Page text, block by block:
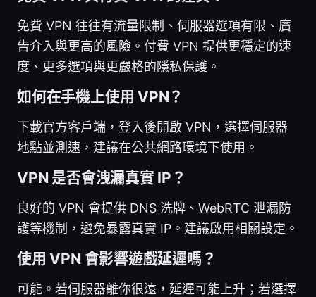
免費 VPN 往往有流量限制、伺服器選項有限、廣
告介入與更高的風險。付費 VPN 提供更穩定的速
度、更多選項與更嚴格的隱私保護。
如何在手機上使用 VPN？
下載官方客戶端，登入後開啟 VPN，選擇伺服器
地點並測速，建議在公共網路環境下使用。
VPN 是否會洩漏真實 IP？
良好的 VPN 會提供 DNS 洗牌、WebRTC 泄漏防
護等機制，避免暴露真實 IP。建議啟用相關設定。
使用 VPN 會影響遊戲延遲嗎？
可能。若伺服器離你很遠，延遲可能上升；若選擇